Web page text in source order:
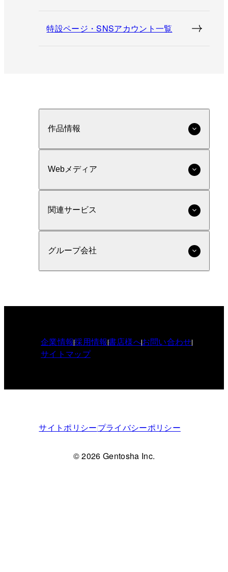
特設ページ・SNSアカウント一覧
作品情報
Webメディア
関連サービス
グループ会社
企業情報採用情報書店様へお問い合わせ
サイトマップ
サイトポリシープライバシーポリシー
© 2026 Gentosha Inc.